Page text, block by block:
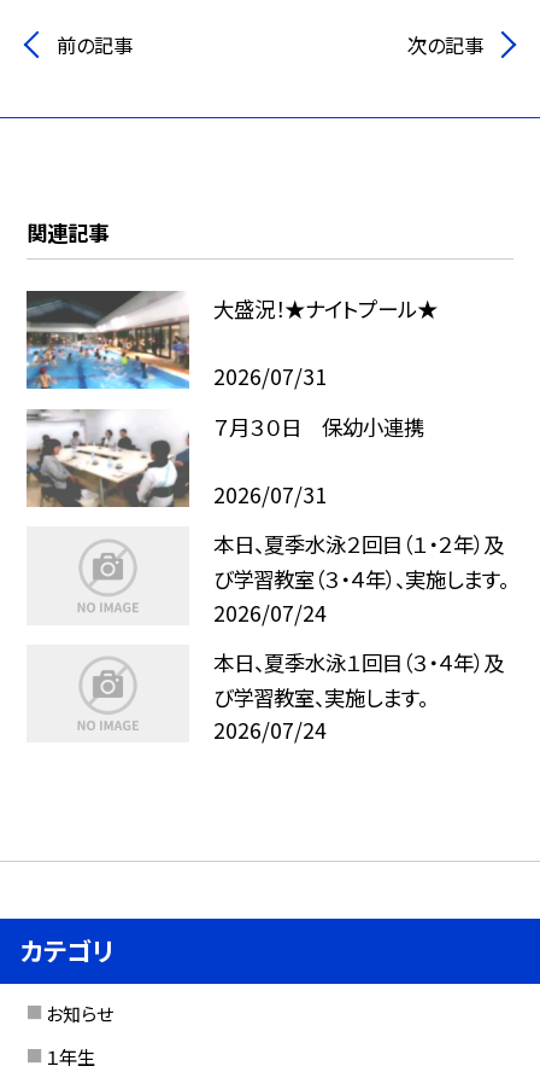
前の記事 次の記事
関連記事
大盛況！★ナイトプール★
2026/07/31
７月３０日 保幼小連携
2026/07/31
本日、夏季水泳２回目（１・２年）及
び学習教室（３・４年）、実施します。
2026/07/24
本日、夏季水泳１回目（３・４年）及
び学習教室、実施します。
2026/07/24
カテゴリ
お知らせ
１年生